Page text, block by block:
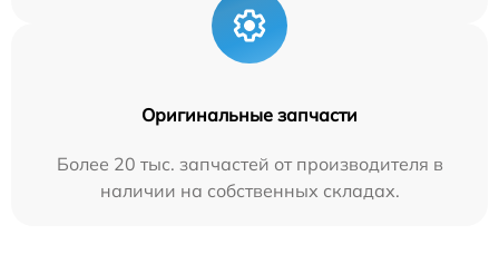
Оригинальные запчасти
Более 20 тыс. запчастей от производителя в
наличии на собственных складах.